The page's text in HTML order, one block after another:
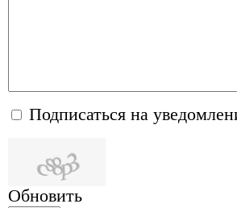
Подписаться на
Обновить